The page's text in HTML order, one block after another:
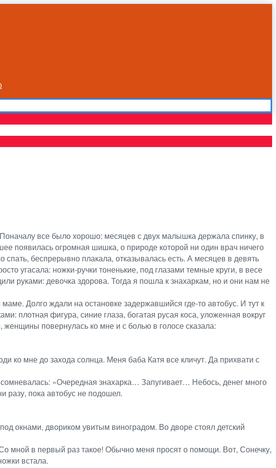
все было хорошо: месяцев с двух малышка держала спинку, в
появилась огромная шишка, о природе которой ни один врач ничего
беспрерывно плакала, отказывалась есть. А месяцев в девять
угасала: ножки-ручки тоненькие, под глазами темные круги, в весе
руками: девочка здорова. Тогда я пошла к знахаркам, но и они нам не
Долго ждали на остановке задержавшийся где-то автобус. И тут к
плотная фигура, синие глаза, богатая русая коса, уложенная вокруг
повернулась ко мне и с болью в голосе сказала:
ко мне до захода солнца. Меня баба Катя все кличут. Да прихвати с
«Очередная знахарка… Запугивает… Небось, денег много
разу, пока автобус не подошел.
окнами, двориком увитым виноградом. Во дворе стоял детский
мной в первый раз такое! Обычно меня просят о помощи. Вот, Сонечку,
встала.